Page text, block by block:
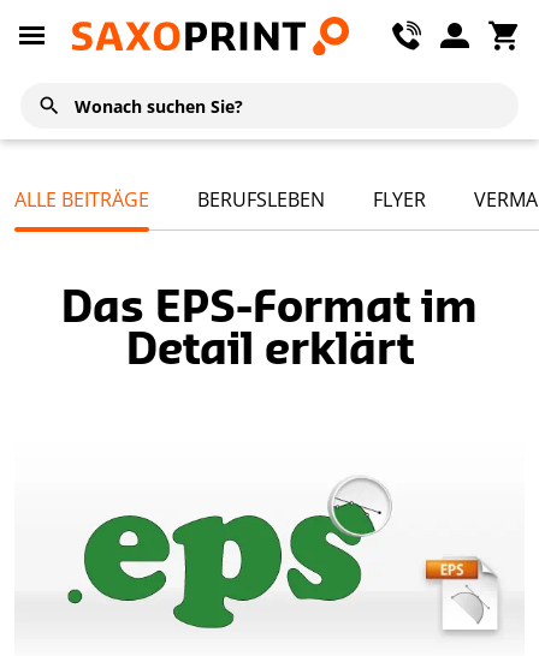
ALLE BEITRÄGE BERUFSLEBEN FLYER
Das EPS-Format im
Detail erklärt